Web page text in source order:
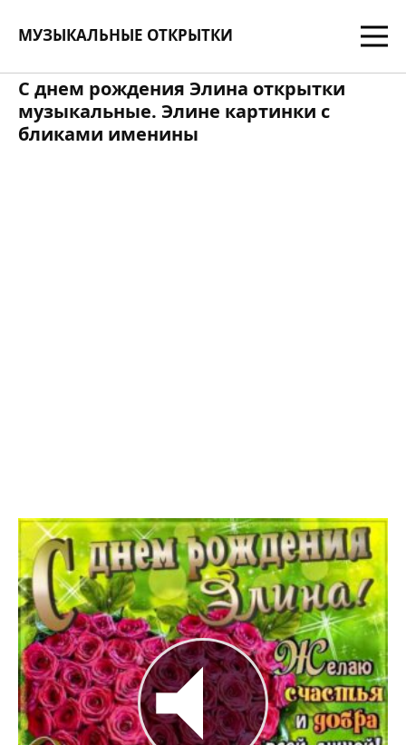
МУЗЫКАЛЬНЫЕ ОТКРЫТКИ
С днем рождения Элина открытки
музыкальные. Элине картинки с
бликами именины